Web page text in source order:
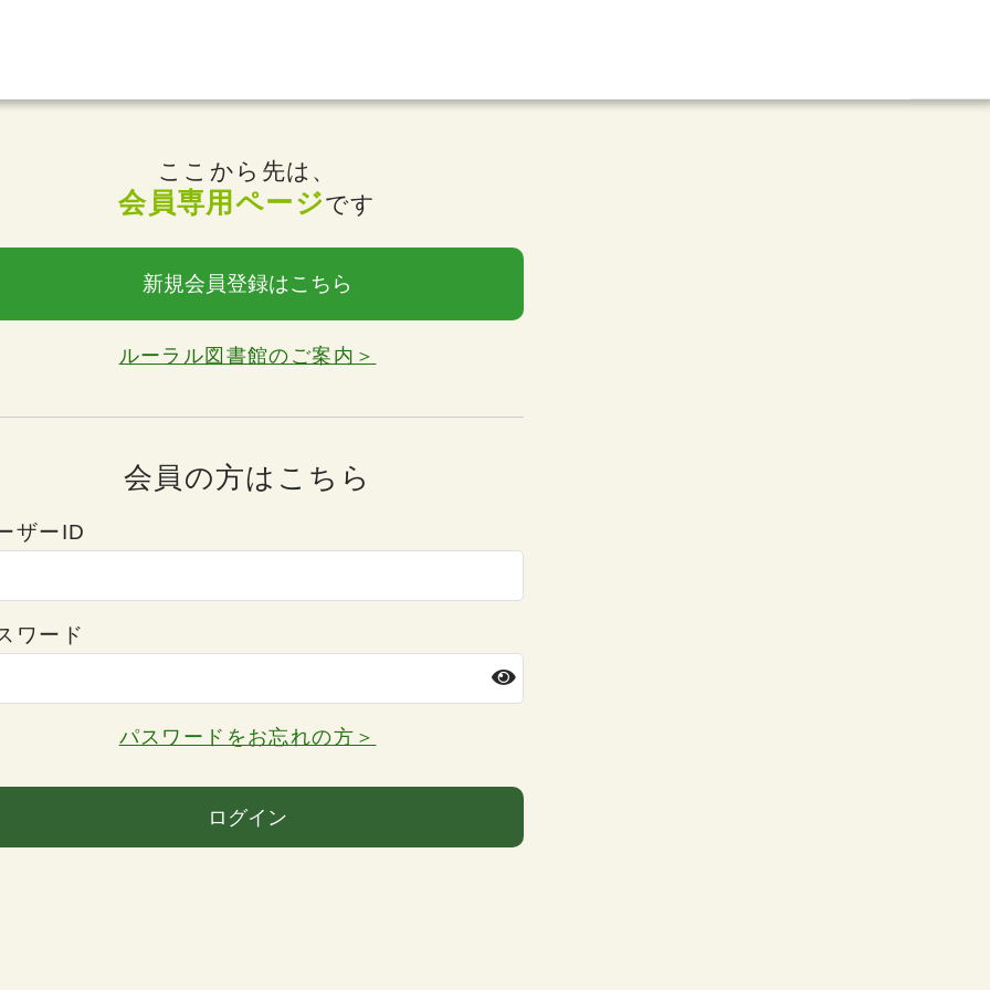
ここから先は、
会員専用ページです
新規会員登録はこちら
ルーラル図書館のご案内＞
会員の方はこちら
ザーID
ワード
パスワードをお忘れの方＞
ログイン